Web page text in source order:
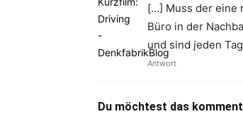
[…] Muss der eine
Büro in der
und sind jeden
Antwort
Du möchtest das